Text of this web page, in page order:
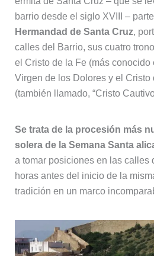
barrio desde el siglo XVIII –
Hermandad de Santa Cruz,
calles del Barrio, sus cuatro
el Cristo de la Fe (más conocido
Virgen de los Dolores y el Cristo
(también llamado, “Cristo
Se trata de la procesión más
solera de la Semana Santa
a tomar posiciones en las calles
horas antes del inicio de la
tradición en un marco